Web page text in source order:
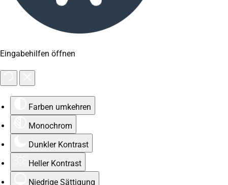
Eingabehilfen öffnen
Farben umkehren
Monochrom
Dunkler Kontrast
Heller Kontrast
Niedrige Sättigung